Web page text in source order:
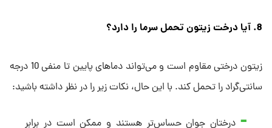
8. آیا درخت زیتون تحمل سرما را دارد؟
زیتون درختی مقاوم است و می‌تواند دماهای پایین تا منفی 10 درجه
سانتی‌گراد را تحمل کند. با این حال، نکات زیر را در نظر داشته باشید:
درختان جوان حساس‌تر هستند و ممکن است در برابر